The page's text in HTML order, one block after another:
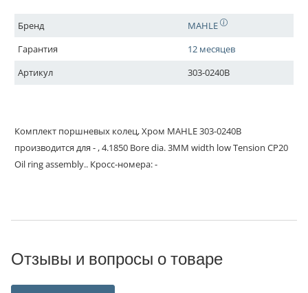
Бренд
MAHLE
Гарантия
12 месяцев
Артикул
303-0240B
Комплект поршневых колец, Хром MAHLE 303-0240B
производится для - , 4.1850 Bore dia. 3MM width low Tension CP20
Oil ring assembly.. Кросс-номера: -
Отзывы и вопросы о товаре